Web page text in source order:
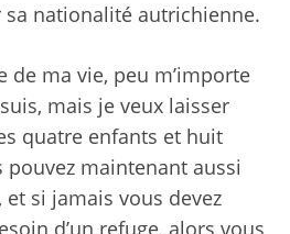
nationalité autrichienne.
de ma vie, peu m’importe
mais je veux laisser
quatre enfants et huit
pouvez maintenant aussi
si jamais vous devez